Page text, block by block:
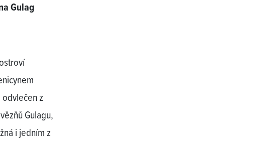
Gulag
z
Gulagu,
i jedním z